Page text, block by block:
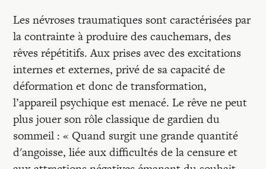
Les névroses traumatiques sont caractérisées par
la contrainte à produire des cauchemars, des
rêves répétitifs. Aux prises avec des excitations
internes et externes, privé de sa capacité de
déformation et donc de transformation,
l’appareil psychique est menacé. Le rêve ne peut
plus jouer son rôle classique de gardien du
sommeil : « Quand surgit une grande quantité
d'angoisse, liée aux difficultés de la censure et